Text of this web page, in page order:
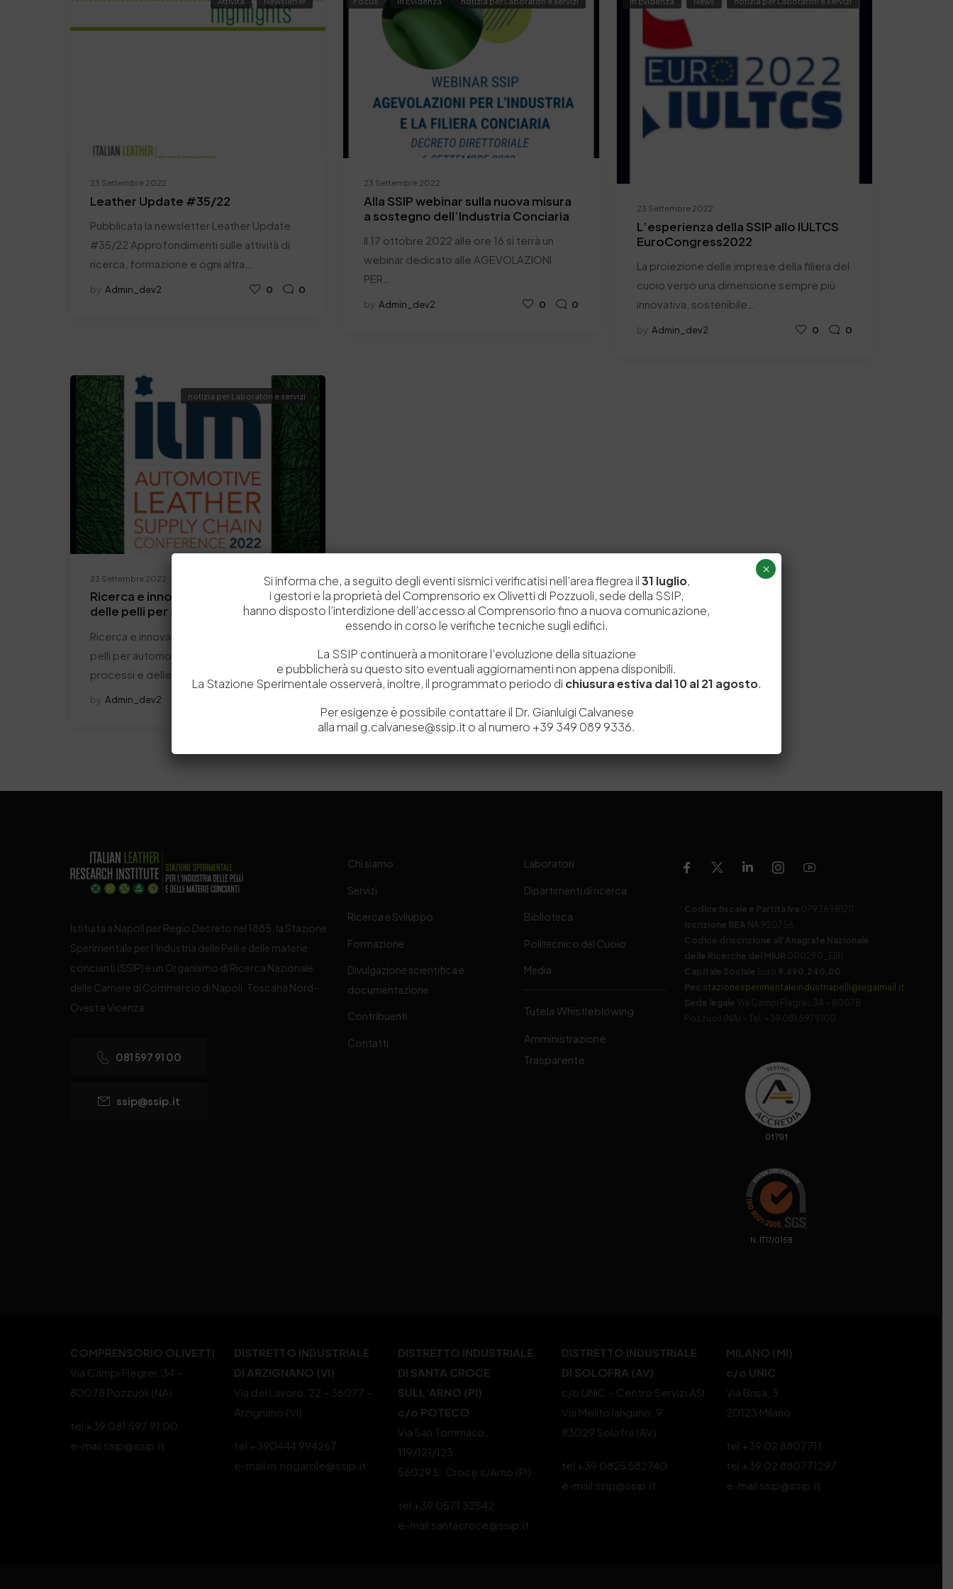
23 Settembre 2022
Leather Update #35/22
Pubblicata la newsletter Leather Update
#35/22 Approfondimenti sulle attività di
ricerca, formazione e ogni altra…
by Admin_dev2 0 0
23 Settembre 2022
Alla SSIP webinar sulla nuova misura
a sostegno dell’Industria Conciaria
Il 17 ottobre 2022 alle ore 16 si terrà un
webinar dedicato alle AGEVOLAZIONI
PER…
by Admin_dev2 0 0
23 Settembre 2022
L’esperienza della SSIP allo IULTCS
EuroCongress2022
La proiezione delle imprese della filiera del
cuoio verso una dimensione sempre più
innovativa, sostenibile…
by Admin_dev2 0 0
23 Settembre 2022
notizia per Laboratori e servizi
Ricerca e innovazione nel settore
delle pelli per automotive
Ricerca e innovazione nel settore delle
pelli per automotive; ottimizzazione dei
processi e delle analisi…
by Admin_dev2
Istituita a Napoli per Regio Decreto nel 1885, la Stazione
Sperimentale per l’Industria delle Pelli e delle materie
concianti (SSIP) è un Organismo di Ricerca Nazionale
delle Camere di Commercio di Napoli, Toscana Nord-
Ovest e Vicenza.
081 597 91 00
ssip@ssip.it
Chi siamo
Servizi
Ricerca e Sviluppo
Formazione
Divulgazione scientifica e
documentazione
Contribuenti
Contatti
Laboratori
Dipartimenti di ricerca
Biblioteca
Politecnico del Cuoio
Media
Tutela Whistleblowing
Amministrazione
Trasparente
Codice fiscale e Partita Iva 07936981211
Iscrizione REA NA 920756
Codice di iscrizione all’Anagrafe Nazionale
delle Ricerche del MIUR 000290_EIRI
Capitale Sociale Euro 9.690.240,00
Pec stazionesperimentaleindustriapelli@legalmail.it
Sede legale
Via Campi Flegrei, 34 – 80078
Pozzuoli (NA) – Tel. +39 081 5979100
. N. IT17/0158
COMPRENSORIO OLIVETTI
Via Campi Flegrei, 34 –
80078 Pozzuoli (NA)
tel +39 081 597 91 00
e-mail ssip@ssip.it
DISTRETTO INDUSTRIALE
DI ARZIGNANO (VI)
Via del Lavoro, 22 – 36077 –
Arzignano (VI)
tel +390444 994267
e-mail m.nogarole@ssip.it
DISTRETTO INDUSTRIALE
DI SANTA CROCE
SULL’ARNO (PI)
c/o POTECO
Via San Tommaso,
119/121/123
56029 S. Croce s/Arno (PI)
tel +39 0571 32542
e-mail santacroce@ssip.it
DISTRETTO INDUSTRIALE
DI SOLOFRA (AV)
c/o UNIC – Centro Servizi ASI
Via Melito Iangano, 9
83029 Solofra (AV)
tel +39 0825 582740
e-mail ssip@ssip.it
MILANO (MI)
c/o UNIC
Via Brisa, 3
20123 Milano
tel +39 02 8807711
tel +39 02 880771297
e-mail ssip@ssip.it
Si informa che, a seguito degli eventi sismici verificatisi nell’area flegrea il31 luglio,
i gestori e la proprietà del Comprensorio ex Olivetti di Pozzuoli, sede della SSIP,
hanno disposto l’interdizione dell’accesso al Comprensorio fino a nuova comunicazione,
essendo in corso le verifiche tecniche sugli edifici.
La SSIP continuerà a monitorare l’evoluzione della situazione
e pubblicherà su questo sito eventuali aggiornamenti non appena disponibili.
La Stazione Sperimentale osserverà, inoltre, il programmato periodo di chiusura estiva dal 10 al 21 agosto.
Per esigenze è possibile contattare il Dr. Gianluigi Calvanese
alla mail g.calvanese@ssip.it o al numero +39 349 089 9336.
×